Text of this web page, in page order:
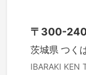
〒 300-
茨城県 つく
IBARAKI KEN